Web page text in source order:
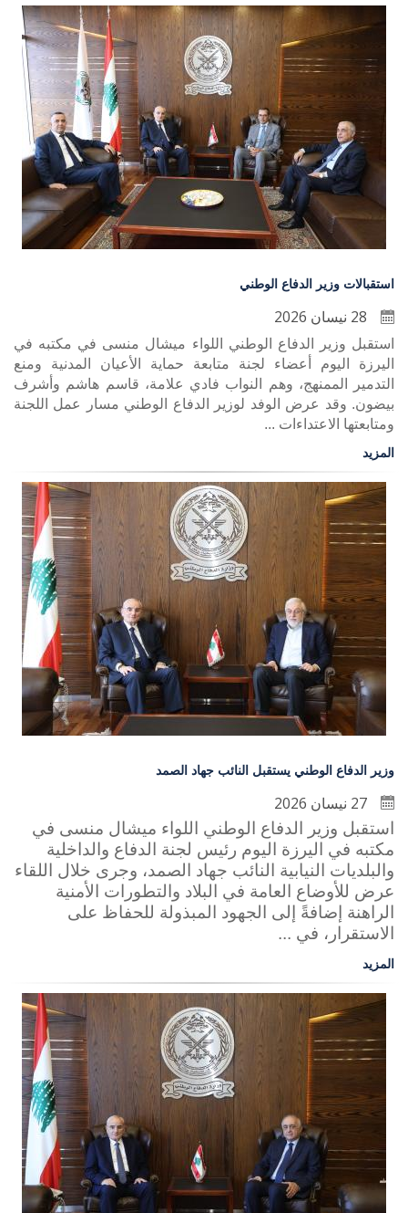
استقبالات وزير الدفاع الوطني
استقبل وزير الدفاع الوطني اللواء ميشال منسى في مكتبه في
اليرزة اليوم أعضاء لجنة متابعة حماية الأعيان المدنية ومنع
التدمير الممنهج، وهم النواب فادي علامة، قاسم هاشم وأشرف
بيضون. وقد عرض الوفد لوزير الدفاع الوطني مسار عمل اللجنة
ومتابعتها الاعتداءات ...
المزيد
وزير الدفاع الوطني يستقبل النائب جهاد الصمد
استقبل وزير الدفاع الوطني اللواء ميشال منسى في
مكتبه في اليرزة اليوم رئيس لجنة الدفاع والداخلية
والبلديات النيابية النائب جهاد الصمد، وجرى خلال اللقاء
عرض للأوضاع العامة في البلاد والتطورات الأمنية
الراهنة إضافةً إلى الجهود المبذولة للحفاظ على
الاستقرار، في ...
المزيد